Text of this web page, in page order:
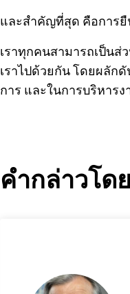
และสำคัญที่สุด คือการ
เราทุกคนสามารถเป็น
เราไปด้วยกัน โดยผลัก
การ และในการบริหาร
คำกล่าวโดย